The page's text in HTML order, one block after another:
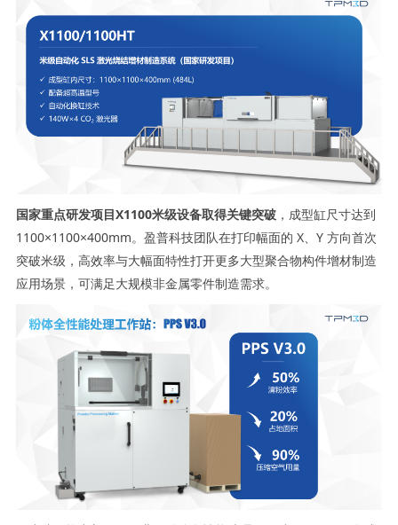
国家重点研发项目X1100米级设备取得关键突破，成型缸尺寸达到
1100×1100×400mm。盈普科技团队在打印幅面的 X、Y 方向首次
突破米级，高效率与大幅面特性打开更多大型聚合物构件增材制造
应用场景，可满足大规模非金属零件制造需求。